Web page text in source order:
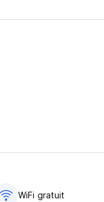
télévision à écran
toutes les
de ceux qui visitent
et fruits de
admirer une vue
la nature, vous
et qui vient du
translated from original
WiFi gratuit